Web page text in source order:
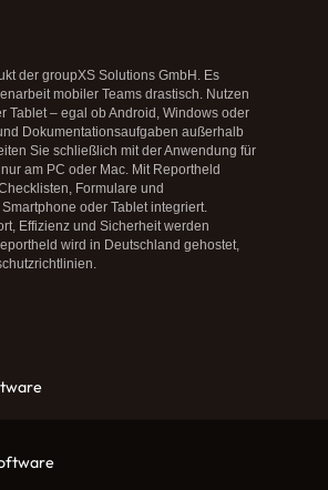
der groupXS Solutions GmbH. Es
mobiler Teams drastisch. Nutzen
Tablet – egal ob Android, Windows oder
Dokumentationsaufgaben außerhalb
Sie schließlich mit der Anwendung für
am PC oder Mac. Mit Reportheld
Formulare und
oder Tablet integriert.
Effizienz und Sicherheit werden
wird in Deutschland gehostet,